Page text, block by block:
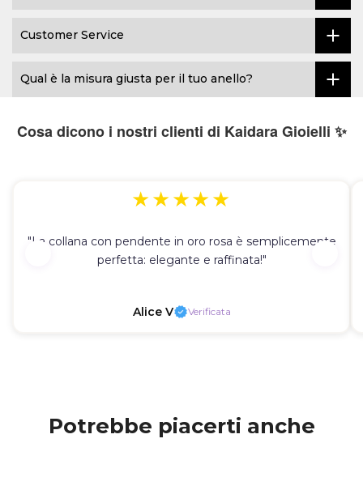
Customer Service
Qual è la misura giusta per il tuo anello?
Cosa dicono i nostri clienti di Kaidara Gioielli ✨
★★★★★
"La collana con pendente in oro rosa è semplicemente
perfetta: elegante e raffinata!"
Alice V Verificata
Potrebbe piacerti anche